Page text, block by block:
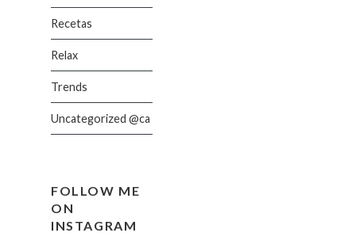
Recetas
Relax
Trends
Uncategorized @ca
FOLLOW ME
ON
INSTAGRAM